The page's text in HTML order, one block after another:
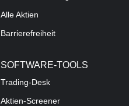
Alle Aktien
Barrierefreiheit
SOFTWARE-TOOLS
Trading-Desk
Aktien-Screener